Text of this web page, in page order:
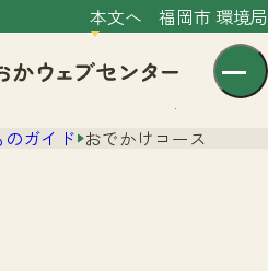
本文へ 福岡市 環境局
ガイド おでかけコース